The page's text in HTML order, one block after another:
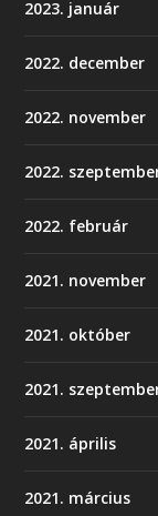
2023. január
2022. december
2022. november
2022.
2022. február
2021. november
2021. október
2021.
2021. április
2021. március